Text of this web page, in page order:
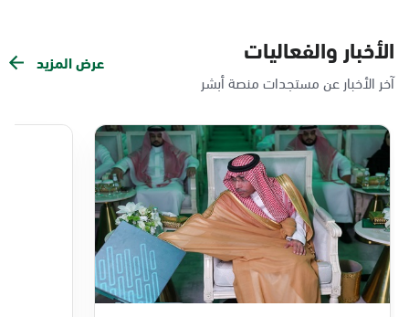
الدمام, الدمام - لولو مول
الأحد - الخميس (08:00-14:30)
الدمام, الدمام - بنده حي أحد
الأحد - الخميس (08:00-14:30)
التوجه للموقع
الدمام, الدمام - الغرفة التجارية
الأخبار والفعاليات
آخر الأخبار عن مستجدات منصة أبشر
عرض المزيد